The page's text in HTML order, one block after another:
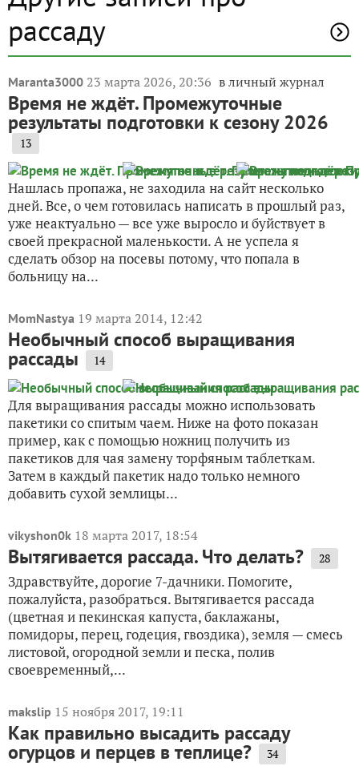
рассаду
Maranta3000 23 марта 2026, 20:36 в личный журнал
Время не ждёт. Промежуточные
результаты подготовки к сезону 2026
13
Нашлась пропажа, не заходила на сайт несколько
дней. Все, о чем готовилась написать в прошлый раз,
уже неактуально — все уже выросло и буйствует в
своей прекрасной маленькости. А не успела я
сделать обзор на посевы потому, что попала в
больницу на...
MomNastya 19 марта 2014, 12:42
Необычный способ выращивания
рассады 14
Для выращивания рассады можно использовать
пакетики со спитым чаем. Ниже на фото показан
пример, как с помощью ножниц получить из
пакетиков для чая замену торфяным таблеткам.
Затем в каждый пакетик надо только немного
добавить сухой землицы...
vikyshon0k 18 марта 2017, 18:54
Вытягивается рассада. Что делать? 28
Здравствуйте, дорогие 7-дачники. Помогите,
пожалуйста, разобраться. Вытягивается рассада
(цветная и пекинская капуста, баклажаны,
помидоры, перец, годеция, гвоздика), земля — смесь
листовой, огородной земли и песка, полив
своевременный,...
makslip 15 ноября 2017, 19:11
Как правильно высадить рассаду
огурцов и перцев в теплице? 34